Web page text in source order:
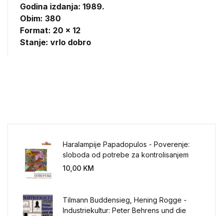
Godina izdanja: 1989.
Obim: 380
Format: 20 x 12
Stanje: vrlo dobro
Haralampije Papadopulos - Poverenje:
sloboda od potrebe za kontrolisanjem
sveta
10,00 KM
Tilmann Buddensieg, Hening Rogge -
Industriekultur: Peter Behrens und die